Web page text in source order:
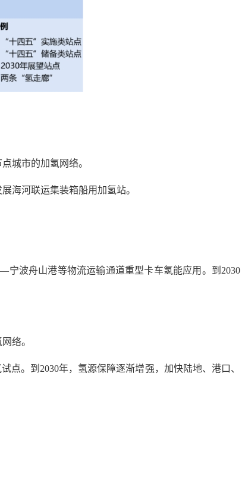
城市的加氢网络。
海河联运集装箱船用加氢站。
宁波舟山港等物流运输通道重型卡车氢能应用。到2030
络。
点。到2030年，氢源保障逐渐增强，加快陆地、港口、